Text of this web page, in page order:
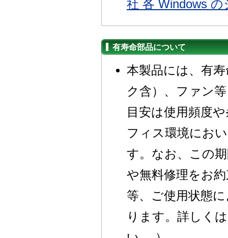
社 各 Windows
有寿命部品について
本製品には、有
ク含）、ファン
目安は使用頻度
フィス環境にお
す。なお、この
や無料修理をお
等、ご使用状態
ります。詳しく